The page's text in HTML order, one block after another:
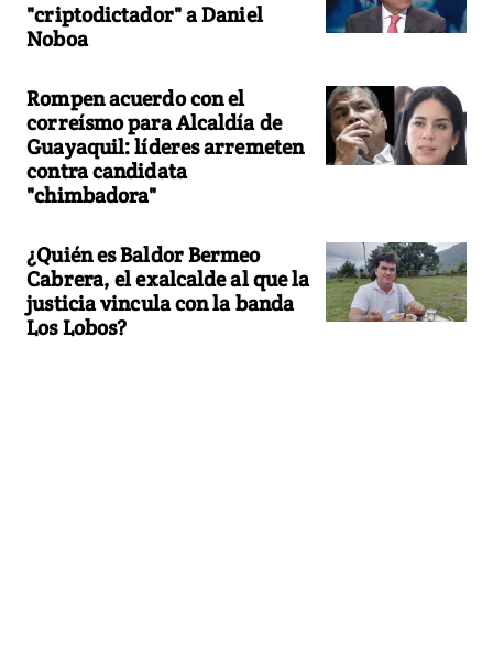
"criptodictador" a Daniel
Noboa
Rompen acuerdo con el
correísmo para Alcaldía de
Guayaquil: líderes arremeten
contra candidata
"chimbadora"
¿Quién es Baldor Bermeo
Cabrera, el exalcalde al que la
justicia vincula con la banda
Los Lobos?